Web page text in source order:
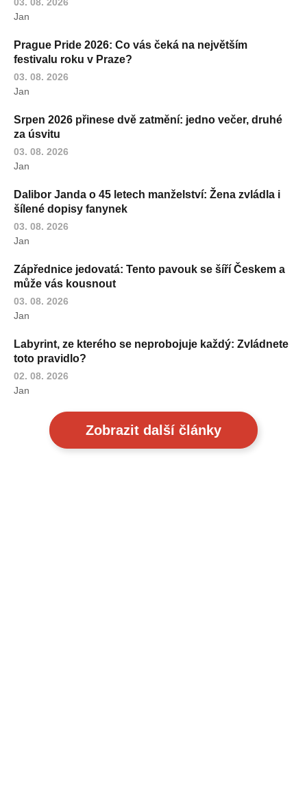
Jan
Prague Pride 2026: Co vás čeká na největším
festivalu roku v Praze?
03. 08. 2026
Jan
Srpen 2026 přinese dvě zatmění: jedno večer, druhé
za úsvitu
03. 08. 2026
Jan
Dalibor Janda o 45 letech manželství: Žena zvládla i
šílené dopisy fanynek
03. 08. 2026
Jan
Zápřednice jedovatá: Tento pavouk se šíří Českem a
může vás kousnout
03. 08. 2026
Jan
Labyrint, ze kterého se neprobojuje každý: Zvládnete
toto pravidlo?
02. 08. 2026
Jan
Zobrazit další články